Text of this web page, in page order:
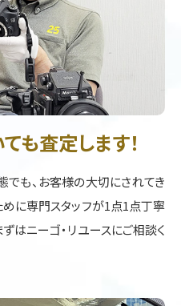
も査定します！
でも、お客様の大切にされてき
に専門スタッフが1点1点丁寧
はニーゴ・リユースにご相談く